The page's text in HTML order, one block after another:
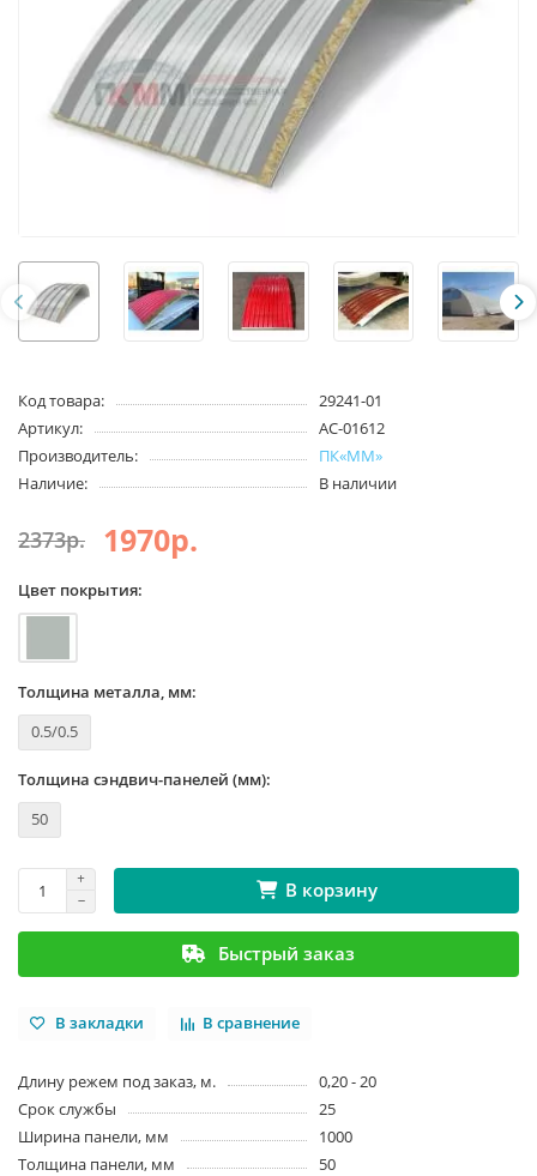
Код товара:
29241-01
Артикул:
AC-01612
Производитель:
ПК«ММ»
Наличие:
В наличии
2373р. 1970р.
Цвет покрытия:
Толщина металла, мм:
0.5/0.5
Толщина сэндвич-панелей (мм):
50
В корзину
Быстрый заказ
В закладки В сравнение
Длину режем под заказ, м.
0,20 - 20
Срок службы
25
Ширина панели, мм
1000
Толщина панели, мм
50